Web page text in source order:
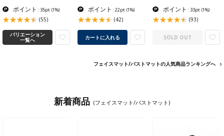
ポイント : 35pt (1%)
(55)
バリエーション
一覧へ
ポイント : 22pt (1%)
(42)
カートに入れる
ポイント : 33pt (1%)
(93)
SOLD OUT
フェイスマット/バストマットの人気商品ランキングへ
新着商品 (フェイスマット/バストマット)